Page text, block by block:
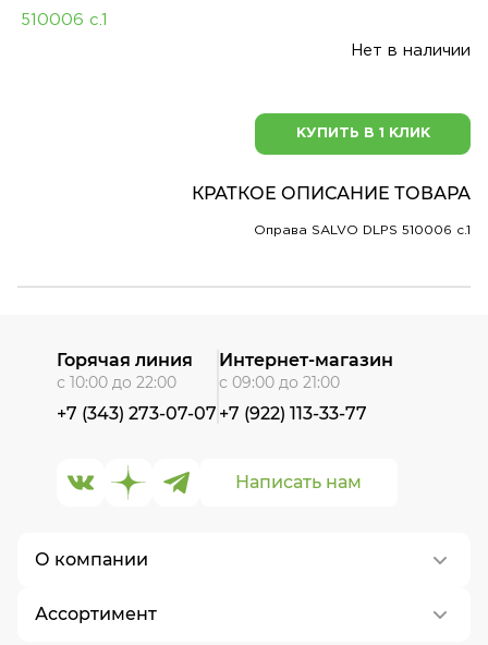
Нет в наличии
КУПИТЬ В 1 КЛИК
КРАТКОЕ ОПИСАНИЕ ТОВАРА
Оправа SALVO DLPS 510006 c.1
О компании
О нас
Ассортимент
Написать нам
Горячая линия
с 10:00 до 22:00
+7 (343) 273-07-07
Интернет-магазин
с 09:00 до 21:00
+7 (922) 113-33-77